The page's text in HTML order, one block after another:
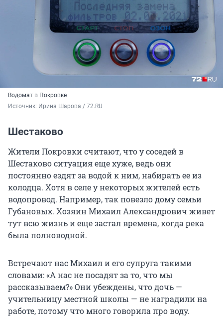
Водомат в Покровке
Источник: Ирина Шарова / 72.RU
Шестаково
Жители Покровки считают, что у соседей в
Шестаково ситуация еще хуже, ведь они
постоянно ездят за водой к ним, набирать ее из
колодца. Хотя в селе у некоторых жителей есть
водопровод. Например, так повезло дому семьи
Губановых. Хозяин Михаил Александрович живет
тут всю жизнь и еще застал времена, когда река
была полноводной.
Встречают нас Михаил и его супруга такими
словами: «А нас не посадят за то, что мы
рассказываем?» Они убеждены, что дочь —
учительницу местной школы — не наградили на
работе, потому что много говорила про воду.